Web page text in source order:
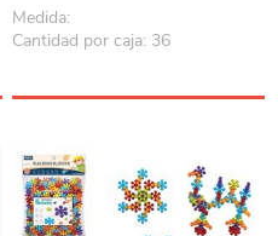
Medida:
Cantidad por caja: 36